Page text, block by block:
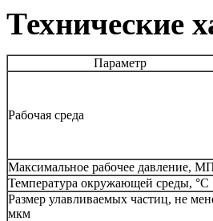
Технические
Параметр
Рабочая среда
Максимальное рабочее давление,
Температура окружающей среды, °С
Размер улавливаемых частиц, не
мкм